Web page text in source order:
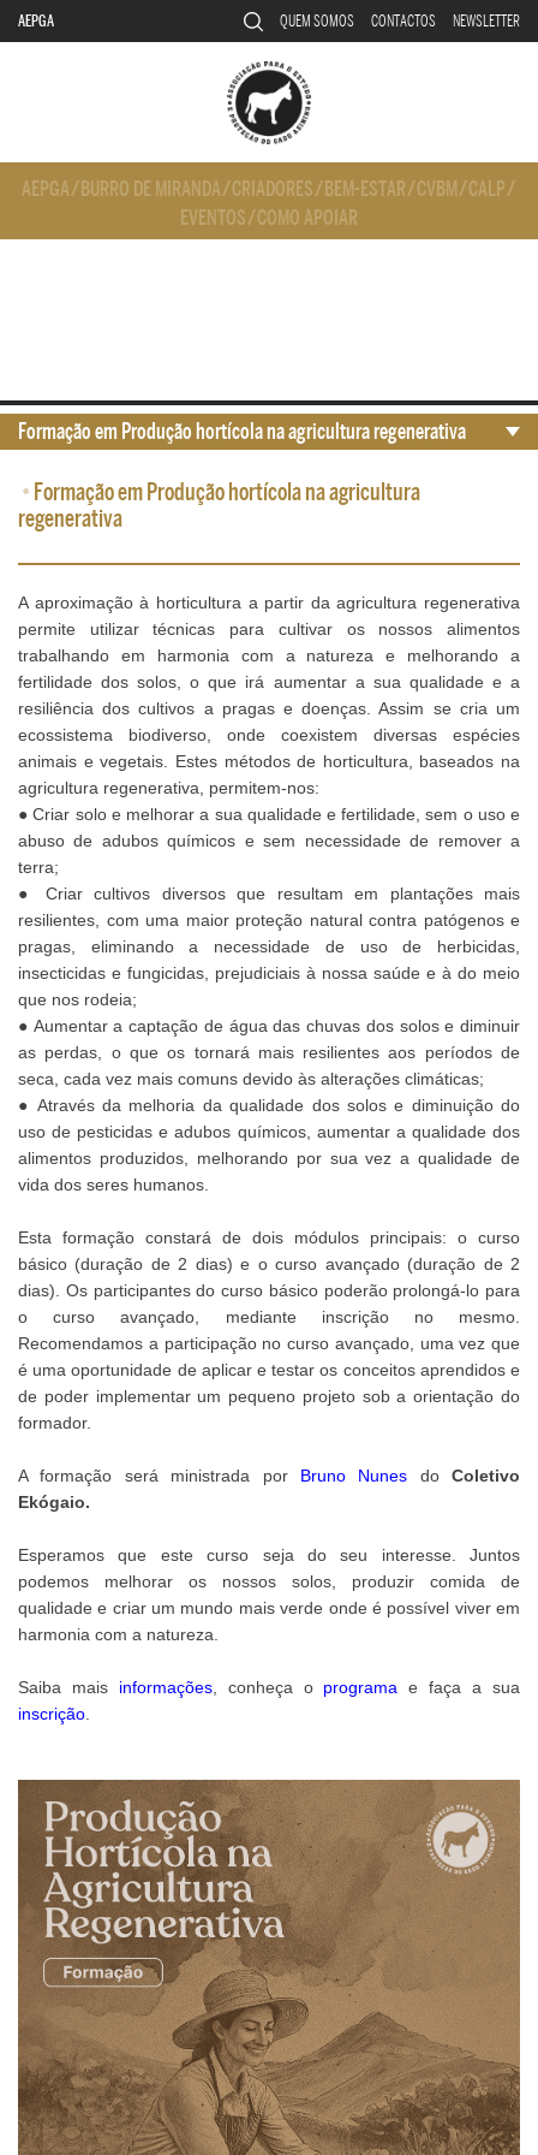
AEPGA QUEM SOMOS CONTACTOS NEWSLETTER
AEPGA/ BURRO DE MIRANDA/CRIADORES/ BEM-ESTAR/CVBM/CALP/
EVENTOS/COMO APOIAR
• Formação em Produção hortícola na agricultura
regenerativa
A aproximação à horticultura a partir da agricultura regenerativa
permite utilizar técnicas para cultivar os nossos alimentos
trabalhando em harmonia com a natureza e melhorando a
fertilidade dos solos, o que irá aumentar a sua qualidade e a
resiliência dos cultivos a pragas e doenças. Assim se cria um
ecossistema biodiverso, onde coexistem diversas espécies
animais e vegetais. Estes métodos de horticultura, baseados na
agricultura regenerativa, permitem-nos:
● Criar solo e melhorar a sua qualidade e fertilidade, sem o uso e
abuso de adubos químicos e sem necessidade de remover a
terra;
● Criar cultivos diversos que resultam em plantações mais
resilientes, com uma maior proteção natural contra patógenos e
pragas, eliminando a necessidade de uso de herbicidas,
insecticidas e fungicidas, prejudiciais à nossa saúde e à do meio
que nos rodeia;
● Aumentar a captação de água das chuvas dos solos e diminuir
as perdas, o que os tornará mais resilientes aos períodos de
seca, cada vez mais comuns devido às alterações climáticas;
● Através da melhoria da qualidade dos solos e diminuição do
uso de pesticidas e adubos químicos, aumentar a qualidade dos
alimentos produzidos, melhorando por sua vez a qualidade de
vida dos seres humanos.
Esta formação constará de dois módulos principais: o curso
básico (duração de 2 dias) e o curso avançado (duração de 2
dias). Os participantes do curso básico poderão prolongá-lo para
o curso avançado, mediante inscrição no mesmo.
Recomendamos a participação no curso avançado, uma vez que
é uma oportunidade de aplicar e testar os conceitos aprendidos e
de poder implementar um pequeno projeto sob a orientação do
formador.
A formação será ministrada por Bruno Nunes do Coletivo
Ekógaio.
Esperamos que este curso seja do seu interesse. Juntos
podemos melhorar os nossos solos, produzir comida de
qualidade e criar um mundo mais verde onde é possível viver em
harmonia com a natureza.
Saiba mais informações, conheça o programae faça a sua
inscrição
Formação em Produção hortícola na agricultura regenerativa